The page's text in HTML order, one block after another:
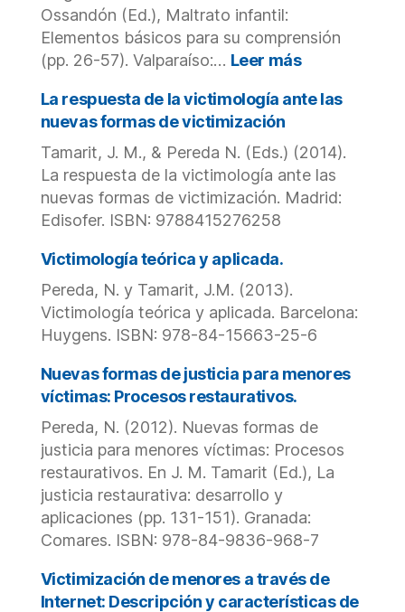
la
Ossandón (Ed.), Maltrato infantil:
Elementos básicos para su comprensión
(pp. 26-57). Valparaíso:… Leer más:
sexual
tipología
y
magnitud
La respuesta de la victimología ante las
nuevas formas de victimización
Tamarit, J. M., & Pereda N. (Eds.) (2014).
La respuesta de la victimología ante las
nuevas formas de victimización. Madrid:
Edisofer. ISBN: 9788415276258
Victimología teórica y aplicada.
Pereda, N. y Tamarit, J.M. (2013).
Victimología teórica y aplicada. Barcelona:
Huygens. ISBN: 978-84-15663-25-6
Nuevas formas de justicia para menores
víctimas: Procesos restaurativos.
Pereda, N. (2012). Nuevas formas de
justicia para menores víctimas: Procesos
restaurativos. En J. M. Tamarit (Ed.), La
justicia restaurativa: desarrollo y
aplicaciones (pp. 131-151). Granada:
Comares. ISBN: 978-84-9836-968-7
Victimización de menores a través de
Internet: Descripción y características de